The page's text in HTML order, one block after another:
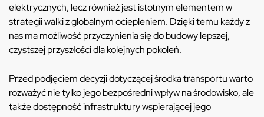
elektrycznych, lecz również jest istotnym elementem w
strategii walki z globalnym ociepleniem. Dzięki temu każdy z
nas ma możliwość przyczynienia się do budowy lepszej,
czystszej przyszłości dla kolejnych pokoleń.
Przed podjęciem decyzji dotyczącej środka transportu warto
rozważyć nie tylko jego bezpośredni wpływ na środowisko, ale
także dostępność infrastruktury wspierającej jego